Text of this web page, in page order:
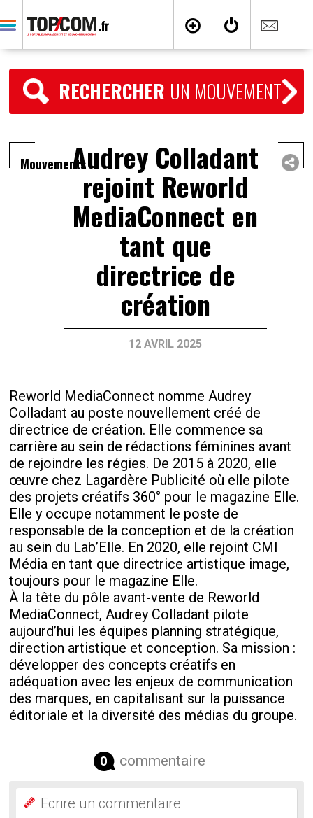
RECHERCHER UN MOUVEMENT
MouvementsAudrey Colladant
rejoint Reworld
MediaConnect en
tant que
directrice de
création
12 AVRIL 2025
Reworld MediaConnect nomme Audrey
Colladant au poste nouvellement créé de
directrice de création. Elle commence sa
carrière au sein de rédactions féminines avant
de rejoindre les régies. De 2015 à 2020, elle
œuvre chez Lagardère Publicité où elle pilote
des projets créatifs 360° pour le magazine Elle.
Elle y occupe notamment le poste de
responsable de la conception et de la création
au sein du Lab’Elle. En 2020, elle rejoint CMI
Média en tant que directrice artistique image,
toujours pour le magazine Elle.
À la tête du pôle avant-vente de Reworld
MediaConnect, Audrey Colladant pilote
aujourd’hui les équipes planning stratégique,
direction artistique et conception. Sa mission :
développer des concepts créatifs en
adéquation avec les enjeux de communication
des marques, en capitalisant sur la puissance
éditoriale et la diversité des médias du groupe.
0 commentaire
Ecrire un commentaire